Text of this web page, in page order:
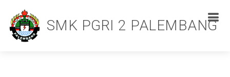
SMK PGRI 2 PALEMBANG